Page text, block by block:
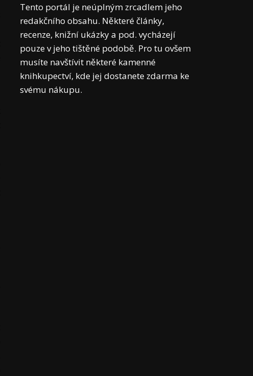
Tento portál je neúplným zrcadlem jeho
redakčního obsahu. Některé články,
recenze, knižní ukázky a pod. vycházejí
pouze v jeho tištěné podobě. Pro tu ovšem
musíte navštívit některé kamenné
knihkupectví, kde jej dostanete zdarma ke
svému nákupu.